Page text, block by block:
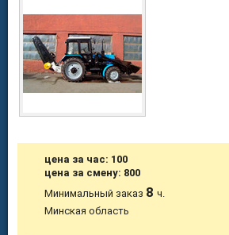
цена за час: 100
цена за смену: 800
Минимальный заказ 8ч.
Минская область